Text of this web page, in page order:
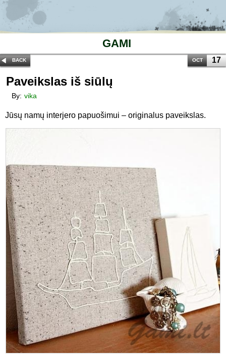
GAMI
BACK OCT 17
Paveikslas iš siūlų
By: vika
Jūsų namų interjero papuošimui – originalus paveikslas.